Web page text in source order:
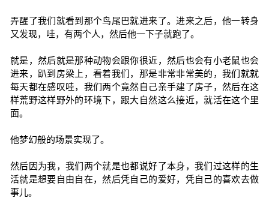
弄醒了我们就看到那个鸟尾巴就进来了。进来之后，他一转身
又发现，哇，有两个人，然后他一下子就跑了。
就是，然后就是那种动物会跟你很近，然后也会有小老鼠也会
进来，趴到房梁上，看着我们，那是非常非常美的，我们就就
每天都在感叹哇，我们两个竟然自己亲手建了房子，然后在这
样荒野这样野外的环境下，跟大自然这么接近，就活在这个里
面。
他梦幻般的场景实现了。
然后因为我，我们两个就是也都说好了本身，我们过这样的生
活就是想要自由自在，然后凭自己的爱好，凭自己的喜欢去做
事儿。